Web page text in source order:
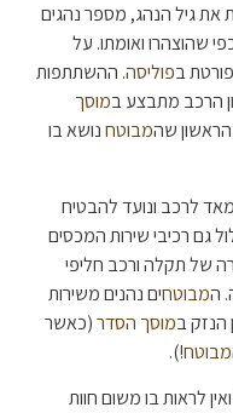
את גיל הנהג, מספר נהגים
שהוצהרו ואומתו. על
בפוליסה. ההשתתפות
הרכב מתבצע במוסך
שהמבוטחנושא בו
לרכב ונועד להבטיח
גם רכיבי שירות המכסים
של תקלה ורכב חליפי
המבוטחים נהנים משירות
הנזק במוסך הסדר(כאשר
מבוטח!).
לראות בו משום חוות